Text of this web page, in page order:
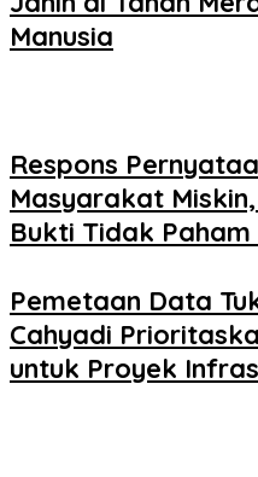
Manusia
Respons
Masyarakat
Bukti Tidak
Pemetaan Data
Cahyadi
untuk Proyek